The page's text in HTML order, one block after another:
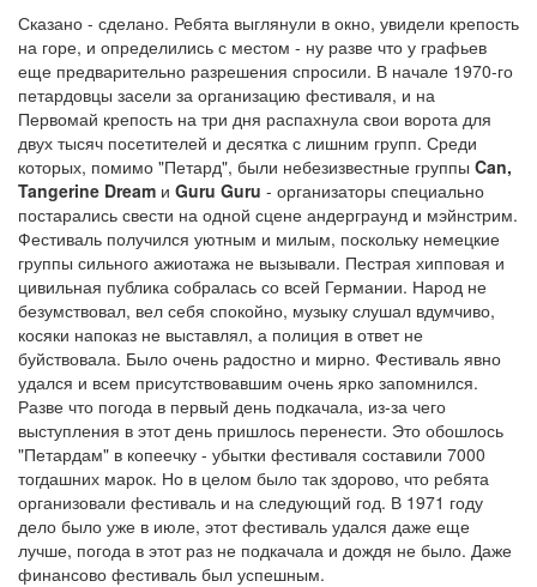
Сказано - сделано. Ребята выглянули в окно, увидели крепость
на горе, и определились с местом - ну разве что у графьев
еще предварительно разрешения спросили. В начале 1970-го
петардовцы засели за организацию фестиваля, и на
Первомай крепость на три дня распахнула свои ворота для
двух тысяч посетителей и десятка с лишним групп. Среди
которых, помимо "Петард", были небезизвестные группы Can,
Tangerine Dream и Guru Guru - организаторы специально
постарались свести на одной сцене андерграунд и мэйнстрим.
Фестиваль получился уютным и милым, поскольку немецкие
группы сильного ажиотажа не вызывали. Пестрая хипповая и
цивильная публика собралась со всей Германии. Народ не
безумствовал, вел себя спокойно, музыку слушал вдумчиво,
косяки напоказ не выставлял, а полиция в ответ не
буйствовала. Было очень радостно и мирно. Фестиваль явно
удался и всем присутствовавшим очень ярко запомнился.
Разве что погода в первый день подкачала, из-за чего
выступления в этот день пришлось перенести. Это обошлось
"Петардам" в копеечку - убытки фестиваля составили 7000
тогдашних марок. Но в целом было так здорово, что ребята
организовали фестиваль и на следующий год. В 1971 году
дело было уже в июле, этот фестиваль удался даже еще
лучше, погода в этот раз не подкачала и дождя не было. Даже
финансово фестиваль был успешным.